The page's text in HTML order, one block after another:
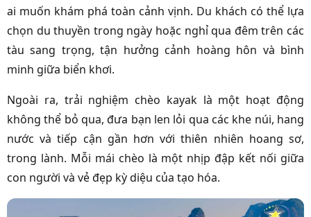
ai muốn khám phá toàn cảnh vịnh. Du khách có thể lựa
chọn du thuyền trong ngày hoặc nghỉ qua đêm trên các
tàu sang trọng, tận hưởng cảnh hoàng hôn và bình
minh giữa biển khơi.
Ngoài ra, trải nghiệm chèo kayak là một hoạt động
không thể bỏ qua, đưa bạn len lỏi qua các khe núi, hang
nước và tiếp cận gần hơn với thiên nhiên hoang sơ,
trong lành. Mỗi mái chèo là một nhịp đập kết nối giữa
con người và vẻ đẹp kỳ diệu của tạo hóa.